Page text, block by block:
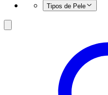
Tipos de Pele